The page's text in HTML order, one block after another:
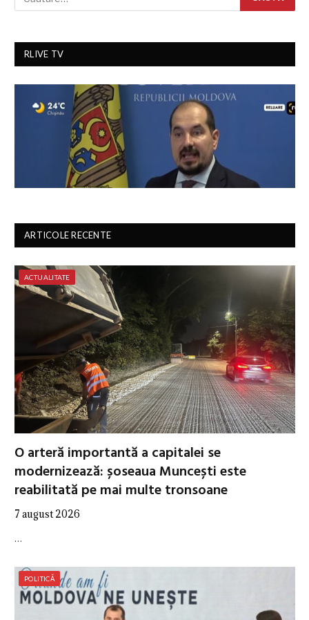
RLIVE TV
ARTICOLE RECENTE
ACTUALITATE
O arteră importantă a capitalei se
modernizează: șoseaua Muncești este
reabilitată pe mai multe tronsoane
7 august 2026
…
POLITICĂ